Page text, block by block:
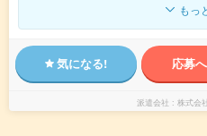
もっ
気になる! 応募
派遣会社 株式会